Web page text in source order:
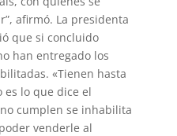
afirmó. La presidenta
que si concluido
han entregado los
«Tienen hasta
es lo que dice el
cumplen se inhabilita
venderle al